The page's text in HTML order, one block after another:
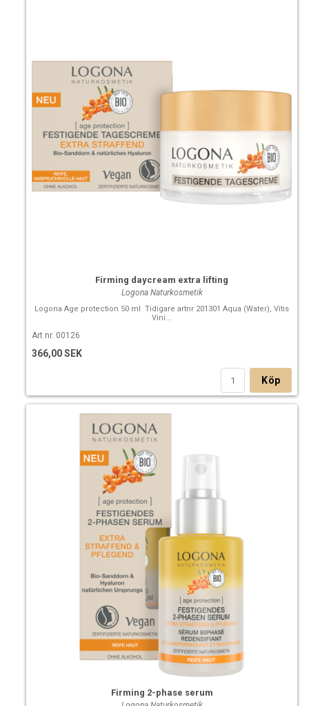
Firming daycream extra lifting
Logona Naturkosmetik
Logona Age protection 50 ml Tidigare artnr 201301 Aqua (Water), Vitis
Vini...
Art nr. 00126
366,00 SEK
Köp
Firming 2-phase serum